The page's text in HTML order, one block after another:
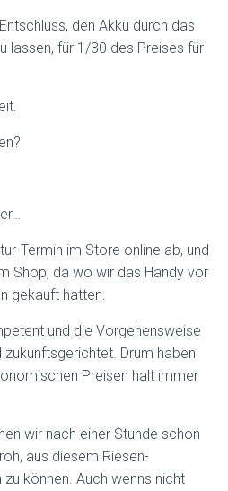
den Akku durch das
lassen, für 1/30 des Preises für
Termin im Store online ab, und
Shop, da wo wir das Handy vor
gekauft hatten.
und die Vorgehensweise
Drum haben
Preisen halt immer
wir nach einer Stunde schon
aus diesem Riesen-
können. Auch wenns nicht